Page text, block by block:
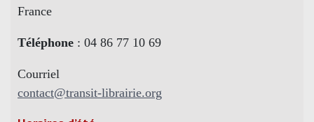
France
Téléphone : 04 86 77 10 69
Courriel
contact@transit-librairie.org